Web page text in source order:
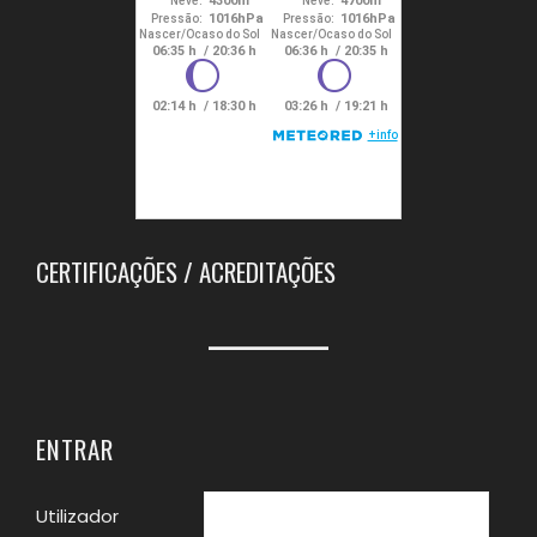
CERTIFICAÇÕES / ACREDITAÇÕES
ENTRAR
Utilizador